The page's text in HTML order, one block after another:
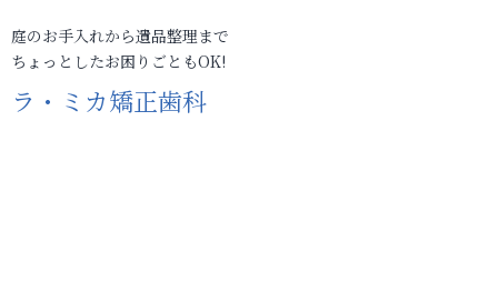
庭のお手入れから遺品整理まで
ちょっとしたお困りごともOK!
ラ・ミカ矯正歯科